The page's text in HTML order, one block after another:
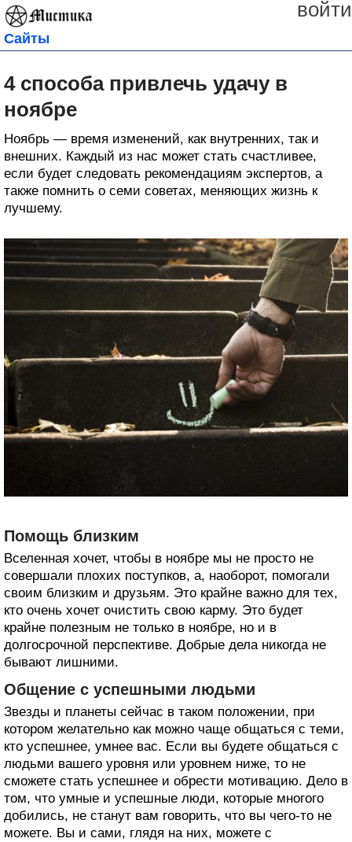
войти
Сайты
4 способа привлечь удачу в
ноябре
Ноябрь — время изменений, как внутренних, так и
внешних. Каждый из нас может стать счастливее,
если будет следовать рекомендациям экспертов, а
также помнить о семи советах, меняющих жизнь к
лучшему.
Помощь близким
Вселенная хочет, чтобы в ноябре мы не просто не
совершали плохих поступков, а, наоборот, помогали
своим близким и друзьям. Это крайне важно для тех,
кто очень хочет очистить свою карму. Это будет
крайне полезным не только в ноябре, но и в
долгосрочной перспективе. Добрые дела никогда не
бывают лишними.
Общение с успешными людьми
Звезды и планеты сейчас в таком положении, при
котором желательно как можно чаще общаться с теми,
кто успешнее, умнее вас. Если вы будете общаться с
людьми вашего уровня или уровнем ниже, то не
сможете стать успешнее и обрести мотивацию. Дело в
том, что умные и успешные люди, которые многого
добились, не станут вам говорить, что вы чего-то не
можете. Вы и сами, глядя на них, можете с